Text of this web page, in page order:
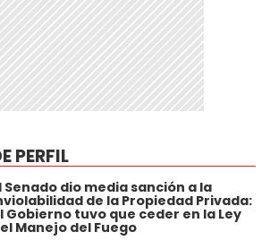
PERFIL
Senado dio media sanción a la
de la Propiedad Privada:
Gobierno tuvo que ceder en la Ley
Manejo del Fuego